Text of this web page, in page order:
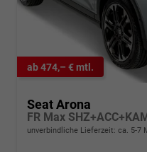
ab 474,– € mtl.
Seat Arona
unverbindliche Lieferzeit: ca. 5-7